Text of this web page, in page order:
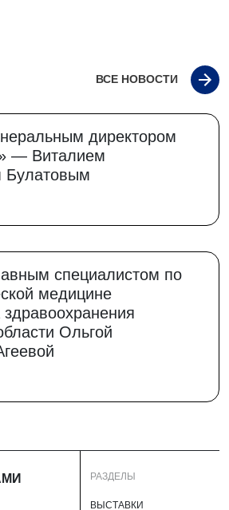
ВСЕ НОВОСТИ
директором
— Виталием
Булатовым
специалистом по
медицине
Ольгой
РАЗДЕЛЫ
ВЫСТАВКИ